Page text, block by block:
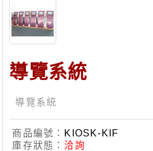
導覽系統
導覽系統
商品編號： KIOSK-KIF
庫存狀態： 洽詢